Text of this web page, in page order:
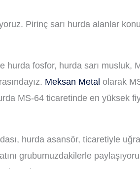
Pirinç sarı hurda alanlar
fosfor, hurda sarı musluk,
Meksan Metal olarak
MS-64 ticaretinde en yüksek
hurda asansör, ticaretiyle
grubumuzdakilerle